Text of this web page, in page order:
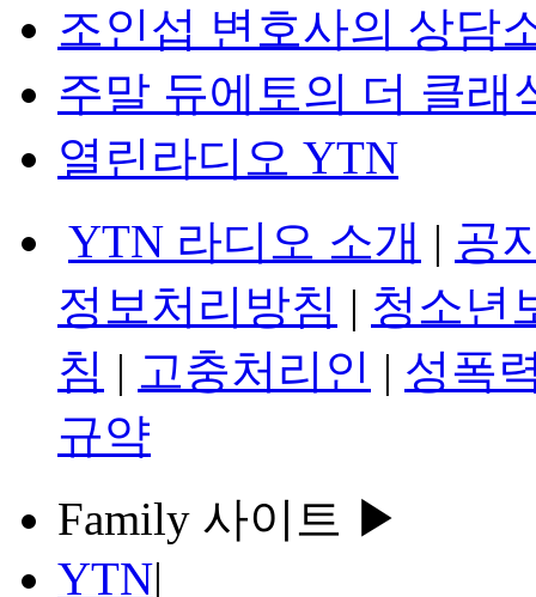
조인섭 변호사의 상담
주말 듀에토의 더 클래
열린라디오 YTN
YTN 라디오 소개 | 공
정보처리방침 | 청소년
침 | 고충처리인 | 성폭
규약
Family 사이트 ▶
YTN|